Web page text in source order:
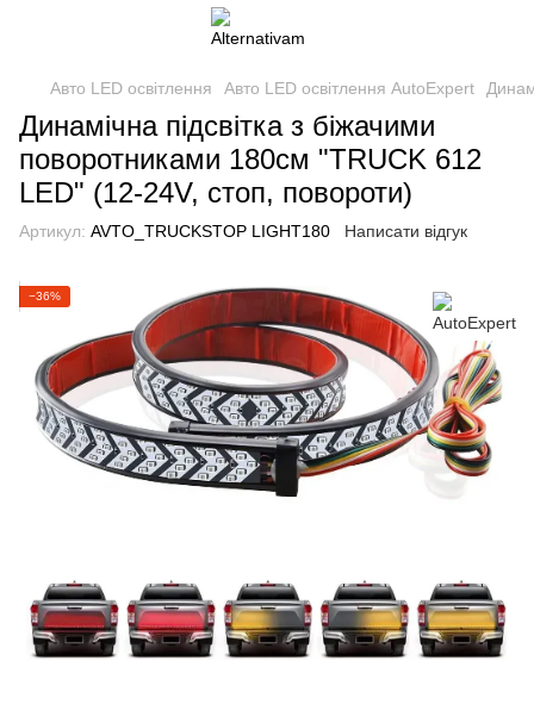
Авто LED освітлення Авто LED освітлення AutoExpert
Динамічна підсвітка з біжачими
поворотниками 180см "TRUCK 612
LED" (12-24V, стоп, повороти)
Артикул: AVTO_TRUCKSTOP LIGHT180 Написати відгук
−36%